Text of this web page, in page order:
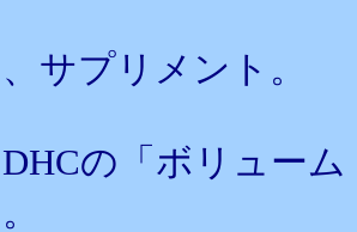
サプリメント。
の「ボリュー